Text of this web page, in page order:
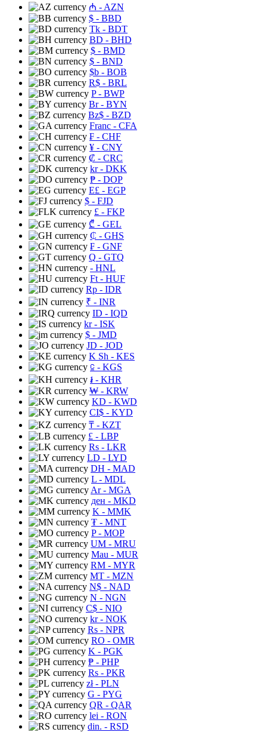
₼ - AZN
$ - BBD
Tk - BDT
BD - BHD
$ - BMD
$ - BND
$b - BOB
R$ - BRL
P- BWP
Br- BYN
Bz$ - BZD
Franc - CFA
₣ - CHF
¥ - CNY
₡ - CRC
kr- DKK
₱ - DOP
E£ - EGP
$ - FJD
£ - FKP
₾ - GEL
₵ - GHS
₣ - GNF
Q - GTQ
- HNL
Ft - HUF
Rp - IDR
₹ - INR
ID - IQD
kr- ISK
$ - JMD
JD - JOD
K Sh - KES
⃀ - KGS
៛ - KHR
₩ - KRW
KD - KWD
CI$ - KYD
₸ - KZT
£ - LBP
Rs - LKR
LD - LYD
DH - MAD
L - MDL
Ar- MGA
ден - MKD
K - MMK
₮ - MNT
P- MOP
UM - MRU
Mau - MUR
RM - MYR
MT - MZN
N$ - NAD
N - NGN
C$ - NIO
kr- NOK
Rs - NPR
RO - OMR
K - PGK
₱ - PHP
Rs - PKR
zł- PLN
G - PYG
QR - QAR
lei - RON
din. - RSD